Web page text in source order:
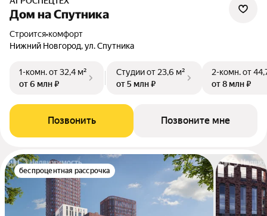
Дом на Спутника
Строится•комфорт
Нижний Новгород, ул. Спутника
1-комн.от 32,4 м²
от 6 млн ₽
Студииот 23,6 м²
от 5 млн ₽
2-комн.от
от 8 млн ₽
Позвонить Позвоните мне
беспроцентная рассрочка